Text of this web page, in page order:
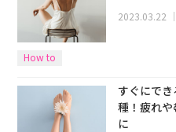
2023.03.22
How to
すぐにで
種！疲れ
に